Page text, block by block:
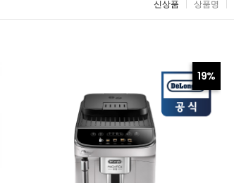
신상품 상품명
19%